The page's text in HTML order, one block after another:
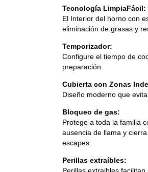
Tecnología LimpiaFácil:
El Interior del horno con
eliminación de grasas y
Temporizador:
Configure el tiempo de
preparación.
Cubierta con Zonas
Diseño moderno que
Bloqueo de gas:
Protege a toda la familia
ausencia de llama y
escapes.
Perillas extraíbles:
Perillas extraibles facilitan